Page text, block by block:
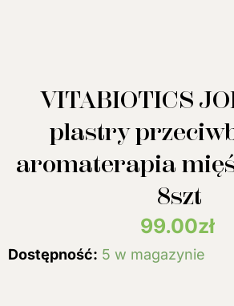
VITABIOTICS
plastry
aromaterapia
8szt
99.00zł
Dostępność: 5 w magazynie
ilość
VITABIOTICS